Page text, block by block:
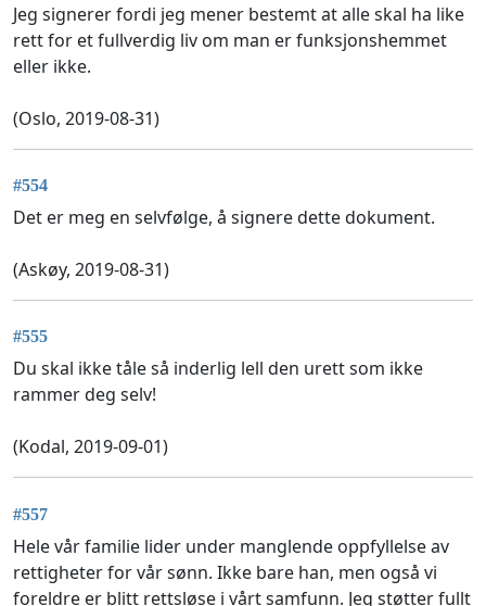
Jeg signerer fordi jeg mener bestemt at alle skal ha like
rett for et fullverdig liv om man er funksjonshemmet
eller ikke.
(Oslo, 2019-08-31)
#554
Det er meg en selvfølge, å signere dette dokument.
(Askøy, 2019-08-31)
#555
Du skal ikke tåle så inderlig lell den urett som ikke
rammer deg selv!
(Kodal, 2019-09-01)
#557
Hele vår familie lider under manglende oppfyllelse av
rettigheter for vår sønn. Ikke bare han, men også vi
foreldre er blitt rettsløse i vårt samfunn. Jeg støtter fullt